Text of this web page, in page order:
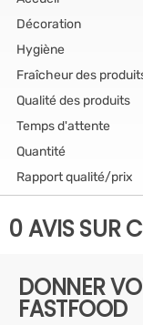
Décoration
Hygiène
Fraîcheur des
Qualité des produits
Temps d'attente
Quantité
Rapport qualité/prix
0 AVIS SUR
DONNER
FASTFOOD